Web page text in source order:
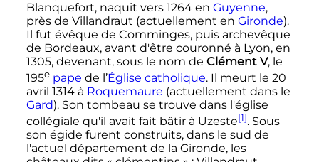
Blanquefort, naquit vers 1264 en Guyenne,
près de Villandraut (actuellement en Gironde).
Il fut évêque de Comminges, puis archevêque
de Bordeaux, avant d'être couronné à Lyon, en
1305, devenant, sous le nom de Clément V, le
195e pape de l’Église catholique. Il meurt le 20
avril 1314à Roquemaure (actuellement dans le
Gard). Son tombeau se trouve dans l'église
collégiale qu'il avait fait bâtir à Uzeste[1]. Sous
son égide furent construits, dans le sud de
l'actuel département de la Gironde, les